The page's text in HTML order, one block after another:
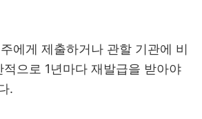
에게 제출하거나 관할 기관에 비
으로 1년마다 재발급을 받아야
.